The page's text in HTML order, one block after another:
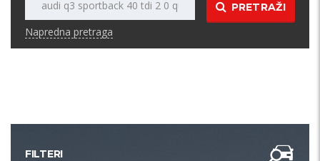
PRETRAŽI
Napredna pretraga
FILTERI